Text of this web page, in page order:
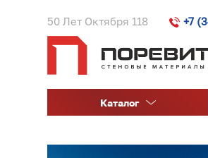
50 Лет Октября 118 +7
Каталог